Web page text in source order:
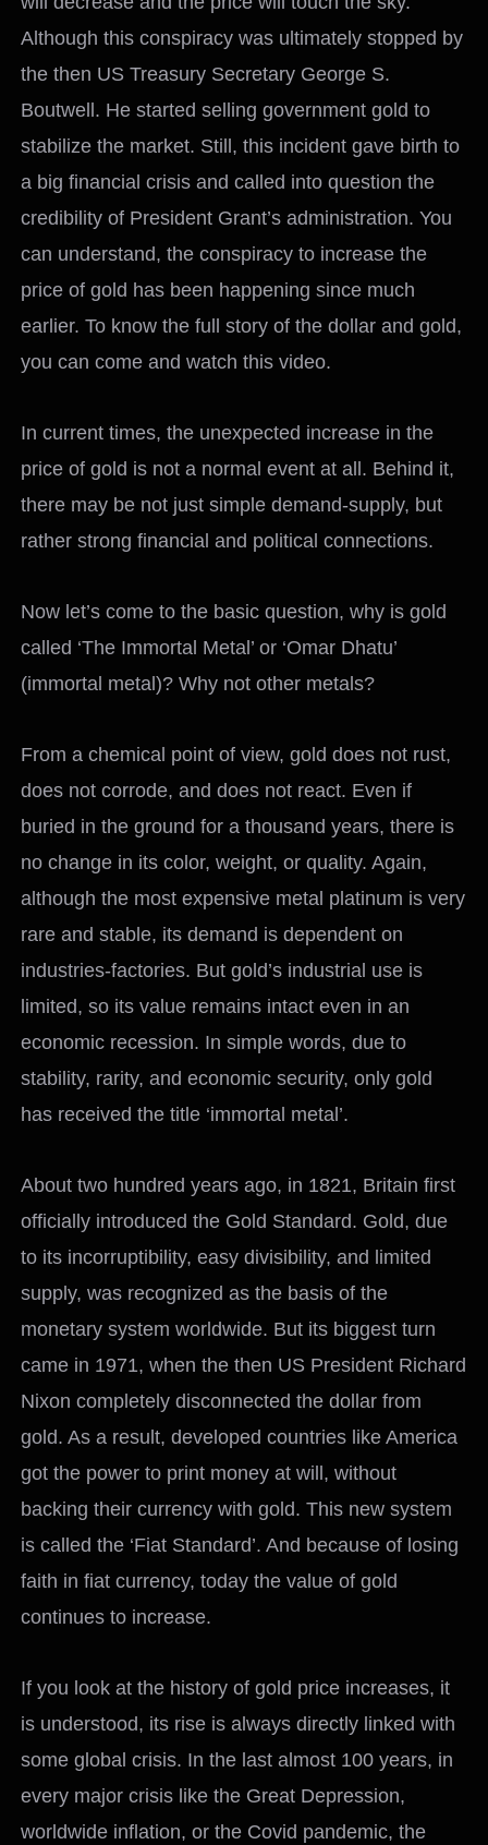
Although this conspiracy was ultimately stopped by
the then US Treasury Secretary George S.
Boutwell. He started selling government gold to
stabilize the market. Still, this incident gave birth to
a big financial crisis and called into question the
credibility of President Grant’s administration. You
can understand, the conspiracy to increase the
price of gold has been happening since much
earlier. To know the full story of the dollar and gold,
you can come and watch this video.
In current times, the unexpected increase in the
price of gold is not a normal event at all. Behind it,
there may be not just simple demand-supply, but
rather strong financial and political connections.
Now let’s come to the basic question, why is gold
called ‘The Immortal Metal’ or ‘Omar Dhatu’
(immortal metal)? Why not other metals?
From a chemical point of view, gold does not rust,
does not corrode, and does not react. Even if
buried in the ground for a thousand years, there is
no change in its color, weight, or quality. Again,
although the most expensive metal platinum is very
rare and stable, its demand is dependent on
industries-factories. But gold’s industrial use is
limited, so its value remains intact even in an
economic recession. In simple words, due to
stability, rarity, and economic security, only gold
has received the title ‘immortal metal’.
About two hundred years ago, in 1821, Britain first
officially introduced the Gold Standard. Gold, due
to its incorruptibility, easy divisibility, and limited
supply, was recognized as the basis of the
monetary system worldwide. But its biggest turn
came in 1971, when the then US President Richard
Nixon completely disconnected the dollar from
gold. As a result, developed countries like America
got the power to print money at will, without
backing their currency with gold. This new system
is called the ‘Fiat Standard’. And because of losing
faith in fiat currency, today the value of gold
continues to increase.
If you look at the history of gold price increases, it
is understood, its rise is always directly linked with
some global crisis. In the last almost 100 years, in
every major crisis like the Great Depression,
worldwide inflation, or the Covid pandemic, the